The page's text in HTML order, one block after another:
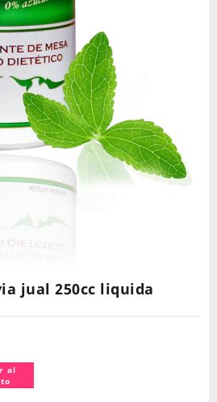
jual 250cc liquida
al